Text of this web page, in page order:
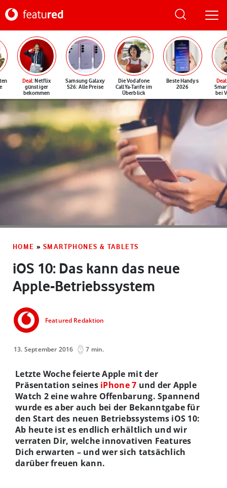
Deal: Netflix
günstiger
bekommen
Samsung Galaxy
S26: Alle Preise
Die Vodafone
CallYa-Tarife im
Überblick
Beste Handys
2026
Deal
bei
HOME » SMARTPHONES & TABLETS
iOS 10: Das kann das neue
Apple-Betriebssystem
Featured Redaktion
13. September 2016 7 min.
Letzte Woche feierte Apple mit der
Präsentation seines iPhone 7 und der Apple
Watch 2 eine wahre Offenbarung. Spannend
wurde es aber auch bei der Bekanntgabe für
den Start des neuen Betriebssystems iOS 10:
Ab heute ist es endlich erhältlich und wir
verraten Dir, welche innovativen Features
Dich erwarten – und wer sich tatsächlich
darüber freuen kann.